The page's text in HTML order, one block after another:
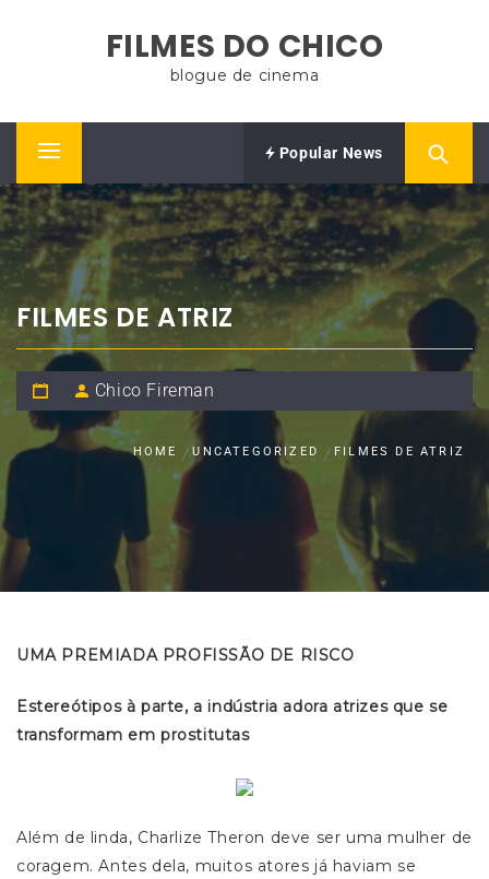
FILMES DO CHICO
blogue de cinema
Primary
Menu
Popular News
FILMES DE ATRIZ
Chico Fireman
HOME UNCATEGORIZED FILMES DE ATRIZ
UMA PREMIADA PROFISSÃO DE RISCO
Estereótipos à parte, a indústria adora atrizes que se
transformam em prostitutas
Além de linda, Charlize Theron deve ser uma mulher de
coragem. Antes dela, muitos atores já haviam se